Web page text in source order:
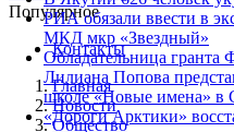
Популярное
РИА обязали ввести в
МКД мкр «Звездный»
Обладательница гранта
Лилиана Попова
школе «Новые имена» в
«Дороги Арктики»
Контакты
Главная
Новости
Общество